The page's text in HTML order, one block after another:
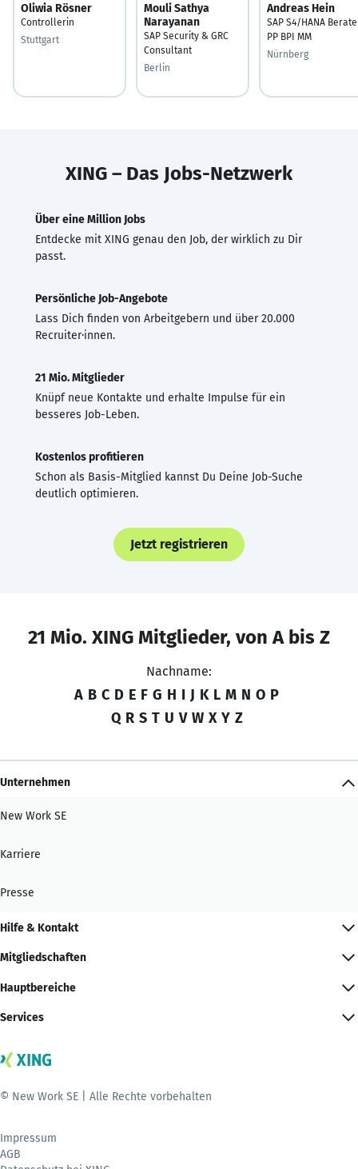
Oliwia Rösner
Controllerin
Stuttgart
Mouli Sathya
Narayanan
SAP Security & GRC
Consultant
Berlin
Andreas Hein
SAP S4/HANA
PP BPI MM
Nürnberg
XING – Das Jobs-Netzwerk
Über eine Million Jobs
Entdecke mit XING genau den Job, der wirklich zu Dir
passt.
Persönliche Job-Angebote
Lass Dich finden von Arbeitgebern und über 20.000
Recruiter·innen.
21 Mio. Mitglieder
Knüpf neue Kontakte und erhalte Impulse für ein
besseres Job-Leben.
Kostenlos profitieren
Schon als Basis-Mitglied kannst Du Deine Job-Suche
deutlich optimieren.
Jetzt registrieren
21 Mio. XING Mitglieder, von A bis Z
Nachname:
A B C D E F G H I J K L M N O P
Q R S T U V W X Y Z
Unternehmen
New Work SE
Karriere
Presse
Hilfe & Kontakt
Mitgliedschaften
Hauptbereiche
Services
© New Work SE | Alle Rechte vorbehalten
Impressum
AGB